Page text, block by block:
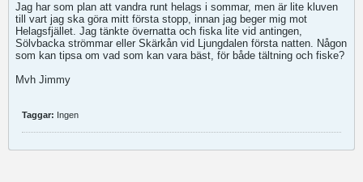
Jag har som plan att vandra runt helags i sommar, men är lite kluven
till vart jag ska göra mitt första stopp, innan jag beger mig mot
Helagsfjället. Jag tänkte övernatta och fiska lite vid antingen,
Sölvbacka strömmar eller Skärkån vid Ljungdalen första natten. Någon
som kan tipsa om vad som kan vara bäst, för både tältning och fiske?
Mvh Jimmy
Taggar: Ingen